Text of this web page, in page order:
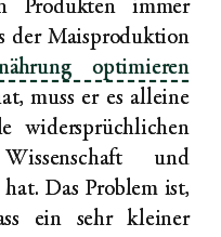
Produkten immer
der Maisproduktion
optimieren
muss er es alleine
widersprüchlichen
und
hat. Das Problem ist,
ein sehr kleiner